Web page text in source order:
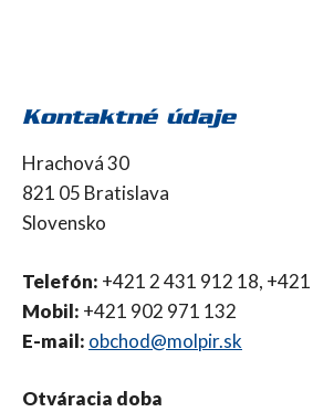
Kontaktné údaje
Hrachová 30
821 05 Bratislava
Slovensko
Telefón: +421 2 431 912 18,
Mobil: +421 902 971 132
E-mail: obchod@molpir.sk
Otváracia doba